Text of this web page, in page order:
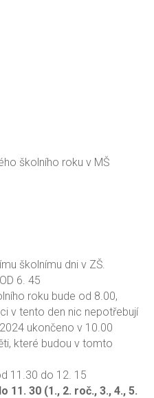
školního roku v MŠ
školnímu dni v ZŠ.
6. 45
roku bude od 8.00,
v tento den nic nepotřebují
ukončeno v 10.00
které budou v tomto
11.30 do 12. 15
11. 30 (1., 2. roč., 3., 4., 5.